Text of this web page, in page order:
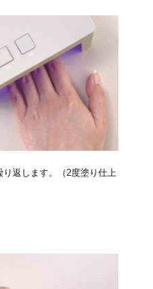
返します。（2度塗り仕上